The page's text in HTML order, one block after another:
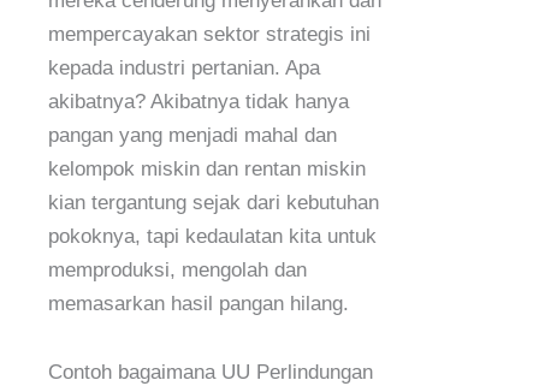
mempercayakan sektor strategis ini
kepada industri pertanian. Apa
akibatnya? Akibatnya tidak hanya
pangan yang menjadi mahal dan
kelompok miskin dan rentan miskin
kian tergantung sejak dari kebutuhan
pokoknya, tapi kedaulatan kita untuk
memproduksi, mengolah dan
memasarkan hasil pangan hilang.
Contoh bagaimana UU Perlindungan